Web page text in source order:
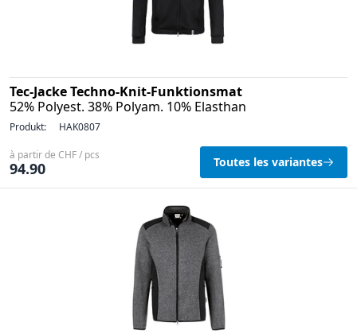
Tec-Jacke Techno-Knit-Funktionsmat
52% Polyest. 38% Polyam. 10% Elasthan
Produkt: HAK0807
à partir de CHF / pcs
94.90 Toutes les variantes